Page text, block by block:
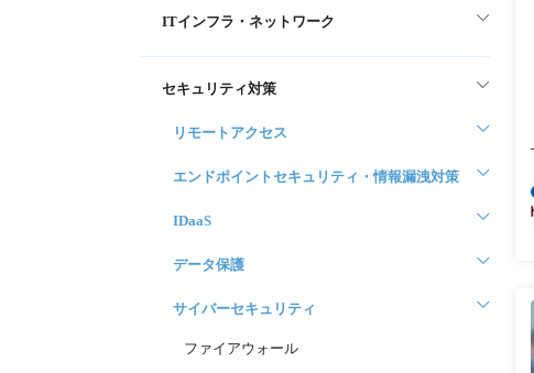
ITインフラ・ネットワーク
セキュリティ対策
リモートアクセス
エンドポイントセキュリティ・情報漏洩対策
IDaaS
データ保護
サイバーセキュリティ
ファイアウォール